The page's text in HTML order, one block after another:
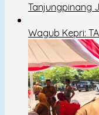
Tanjungpinang
Wagub Kepri: